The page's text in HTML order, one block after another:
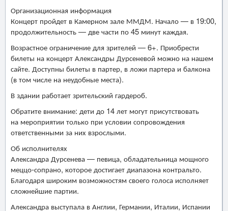
Организационная информация
Концерт пройдет в Камерном зале ММДМ. Начало — в 19:00,
продолжительность — две части по 45 минут каждая.
Возрастное ограничение для зрителей — 6+. Приобрести
билеты на концерт Александры Дурсеневой можно на нашем
сайте. Доступны билеты в партер, в ложи партера и балкона
(в том числе на неудобные места).
В здании работает зрительский гардероб.
Обратите внимание: дети до 14 лет могут присутствовать
на мероприятии только при условии сопровождения
ответственными за них взрослыми.
Об исполнителях
Александра Дурсенева — певица, обладательница мощного
меццо-сопрано, которое достигает диапазона контральто.
Благодаря широким возможностям своего голоса исполняет
сложнейшие партии.
Александра выступала в Англии, Германии, Италии, Испании